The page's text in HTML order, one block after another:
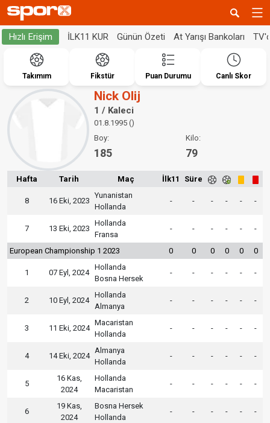
Hızlı Erişim İLK11 KUR Günün Özeti At Yarışı Bankoları
Takımım Fikstür Puan Durumu Canlı Skor
Nick Olij
1 / Kaleci
01.8.1995 ()
Boy:
185
Kilo:
79
Hafta Tarih Maç İlk11 Süre
8 16 Eki, 2023
Yunanistan
Hollanda
- - - - - -
7 13 Eki, 2023
Hollanda
Fransa
- - - - - -
European Championship 1 2023 0 0 0 0 0 0
1 07 Eyl, 2024
Hollanda
Bosna Hersek
- - - - - -
2 10 Eyl, 2024
Hollanda
Almanya
- - - - - -
3 11 Eki, 2024
Macaristan
Hollanda
- - - - - -
4 14 Eki, 2024
Almanya
Hollanda
- - - - - -
5
16 Kas,
2024
Hollanda
Macaristan
- - - - - -
6
19 Kas,
2024
Bosna Hersek
Hollanda
- - - - - -